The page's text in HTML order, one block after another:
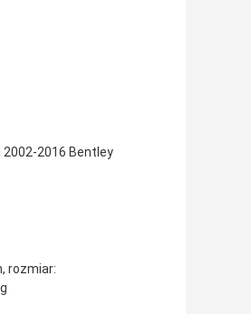
2016 Bentley
rozmiar: